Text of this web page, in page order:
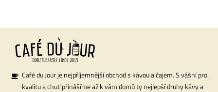
Café du Jour je nejpříjemnější obchod s kávou a čajem. S vášní pro
kvalitu a chuť přinášíme až k vám domů ty nejlepší druhy kávy a